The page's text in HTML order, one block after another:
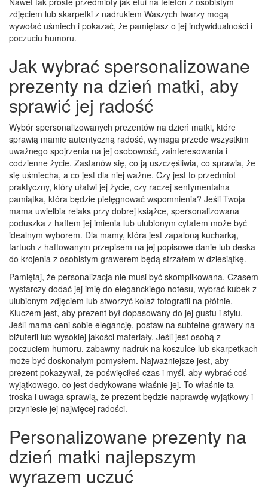
zdjęciem lub skarpetki z nadrukiem Waszych twarzy mogą
wywołać uśmiech i pokazać, że pamiętasz o jej indywidualności i
poczuciu humoru.
Jak wybrać spersonalizowane
prezenty na dzień matki, aby
sprawić jej radość
Wybór spersonalizowanych prezentów na dzień matki, które
sprawią mamie autentyczną radość, wymaga przede wszystkim
uważnego spojrzenia na jej osobowość, zainteresowania i
codzienne życie. Zastanów się, co ją uszczęśliwia, co sprawia, że
się uśmiecha, a co jest dla niej ważne. Czy jest to przedmiot
praktyczny, który ułatwi jej życie, czy raczej sentymentalna
pamiątka, która będzie pielęgnować wspomnienia? Jeśli Twoja
mama uwielbia relaks przy dobrej książce, spersonalizowana
poduszka z haftem jej imienia lub ulubionym cytatem może być
idealnym wyborem. Dla mamy, która jest zapaloną kucharką,
fartuch z haftowanym przepisem na jej popisowe danie lub deska
do krojenia z osobistym grawerem będą strzałem w dziesiątkę.
Pamiętaj, że personalizacja nie musi być skomplikowana. Czasem
wystarczy dodać jej imię do eleganckiego notesu, wybrać kubek z
ulubionym zdjęciem lub stworzyć kolaż fotografii na płótnie.
Kluczem jest, aby prezent był dopasowany do jej gustu i stylu.
Jeśli mama ceni sobie elegancję, postaw na subtelne grawery na
biżuterii lub wysokiej jakości materiały. Jeśli jest osobą z
poczuciem humoru, zabawny nadruk na koszulce lub skarpetkach
może być doskonałym pomysłem. Najważniejsze jest, aby
prezent pokazywał, że poświęciłeś czas i myśl, aby wybrać coś
wyjątkowego, co jest dedykowane właśnie jej. To właśnie ta
troska i uwaga sprawią, że prezent będzie naprawdę wyjątkowy i
przyniesie jej najwięcej radości.
Personalizowane prezenty na
dzień matki najlepszym
wyrazem uczuć